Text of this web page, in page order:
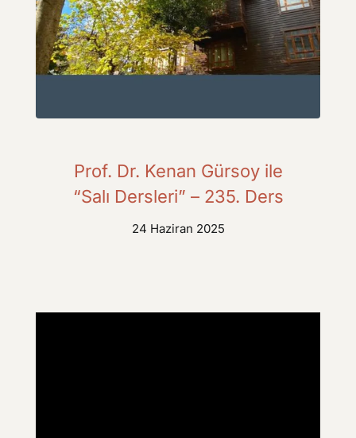
Prof. Dr. Kenan Gürsoy ile
“Salı Dersleri” – 235. Ders
24 Haziran 2025